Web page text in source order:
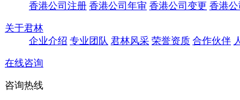
香港公司注册 香港公司年审 香港公司变更 香港
关于君林
企业介绍 专业团队 君林风采 荣誉资质 合作伙伴
在线咨询
咨询热线